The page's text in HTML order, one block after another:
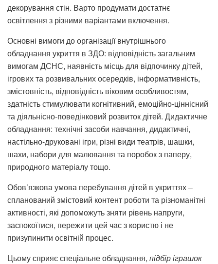
декорування стін. Варто продумати достатнє
освітлення з різними варіантами включення.
Основні вимоги до організації внутрішнього
обладнання укриття в ЗДО: відповідність загальним
вимогам ДСНС, наявність місць для відпочинку дітей,
ігрових та розвивальних осередків, інформативність,
змістовність, відповідність віковим особливостям,
здатність стимулювати когнітивний, емоційно-ціннісний
та діяльнісно-поведінковий розвиток дітей. Дидактичне
обладнання: технічні засоби навчання, дидактичні,
настільно-друковані ігри, різні види театрів, шашки,
шахи, набори для малювання та поробок з паперу,
природного матеріалу тощо.
Обов’язкова умова перебування дітей в укриттях –
спланований змістовий контент роботи та різноманітні
активності, які допоможуть зняти рівень напруги,
заспокоїтися, пережити цей час з користю і не
призупинити освітній процес.
Цьому сприяє спеціальне обладнання, підбір іграшок